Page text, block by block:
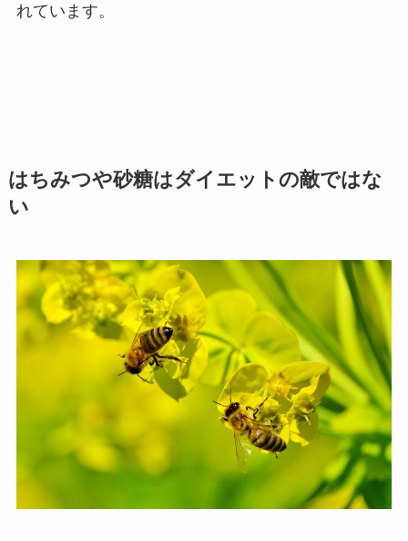
れています。
はちみつや砂糖はダイエットの敵ではな
い